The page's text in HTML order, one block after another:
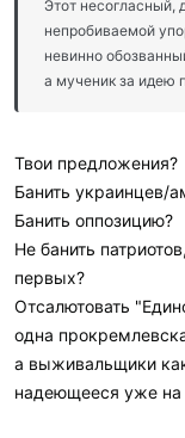
Этот несогласный,
непробиваемой
невинно
а мученик за идею
Твои предложения?
Банить украинцев/
Банить оппозицию?
Не банить
первых?
Отсалютовать
одна
а выживальщики
надеющееся уже на